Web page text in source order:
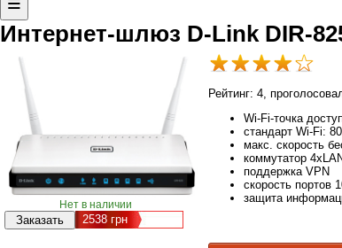
Интернет-шлюз D-Link DIR-
Нет в наличии
2538 грн
Рейтинг: 4,
Wi-Fi-точка
стандарт Wi-Fi:
макс. скорость
коммутатор
поддержка VPN
скорость портов
защита